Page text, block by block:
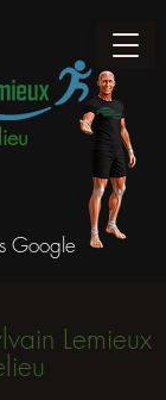
Google
Lemieux